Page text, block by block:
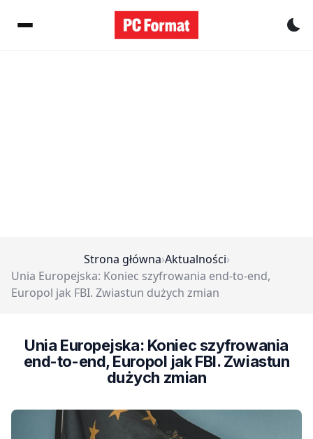
Strona główna›Aktualności›
Unia Europejska: Koniec szyfrowania end-to-end,
Europol jak FBI. Zwiastun dużych zmian
Unia Europejska: Koniec szyfrowania
end-to-end, Europol jak FBI. Zwiastun
dużych zmian